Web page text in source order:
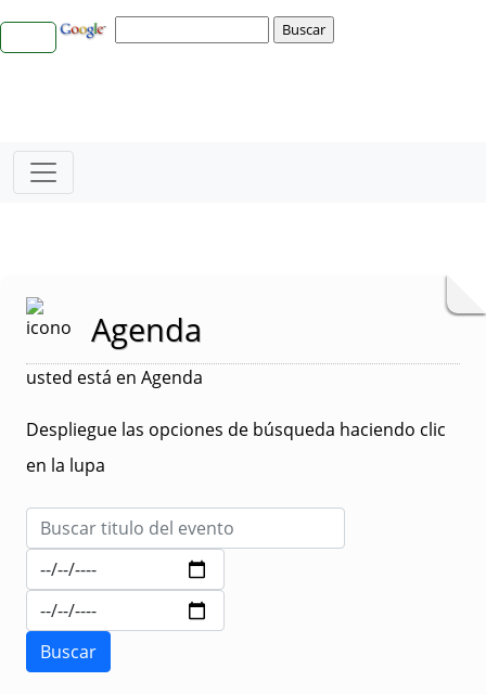
Agenda
usted está en Agenda
Despliegue las opciones de búsqueda haciendo clic
en la lupa